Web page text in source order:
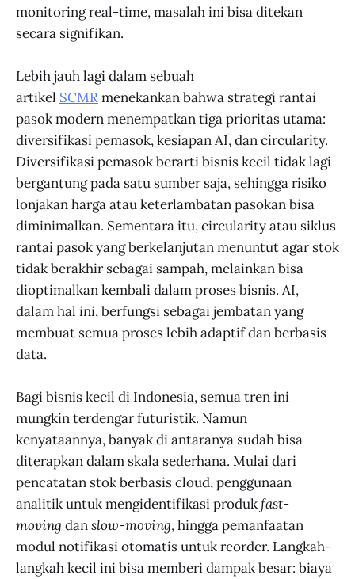
monitoring real-time, masalah ini bisa ditekan
secara signifikan.
Lebih jauh lagi dalam sebuah
artikel SCMRmenekankan bahwa strategi rantai
pasok modern menempatkan tiga prioritas utama:
diversifikasi pemasok, kesiapan AI, dan circularity.
Diversifikasi pemasok berarti bisnis kecil tidak lagi
bergantung pada satu sumber saja, sehingga risiko
lonjakan harga atau keterlambatan pasokan bisa
diminimalkan. Sementara itu, circularity atau siklus
rantai pasok yang berkelanjutan menuntut agar stok
tidak berakhir sebagai sampah, melainkan bisa
dioptimalkan kembali dalam proses bisnis. AI,
dalam hal ini, berfungsi sebagai jembatan yang
membuat semua proses lebih adaptif dan berbasis
data.
Bagi bisnis kecil di Indonesia, semua tren ini
mungkin terdengar futuristik. Namun
kenyataannya, banyak di antaranya sudah bisa
diterapkan dalam skala sederhana. Mulai dari
pencatatan stok berbasis cloud, penggunaan
analitik untuk mengidentifikasi produkfast-
moving danslow-moving, hingga pemanfaatan
modul notifikasi otomatis untuk reorder. Langkah-
langkah kecil ini bisa memberi dampak besar: biaya